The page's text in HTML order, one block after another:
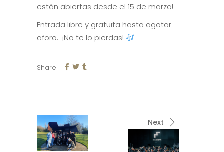
están abiertas desde el 15 de marzo!
Entrada libre y gratuita hasta agotar
aforo. ¡No te lo pierdas!
Share
Next